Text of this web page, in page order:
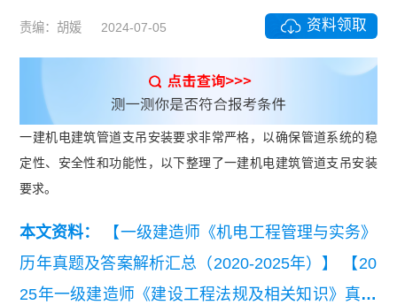
责编：胡媛 2024-07-05 资料领取
一建机电建筑管道支吊安装要求非常严格，以确保管道系统的稳
定性、安全性和功能性，以下整理了一建机电建筑管道支吊安装
要求。
本文资料：
【一级建造师《机电工程管理与实务》
历年真题及答案解析汇总（2020-2025年）】
【20
25年一级建造师《建设工程法规及相关知识》真题